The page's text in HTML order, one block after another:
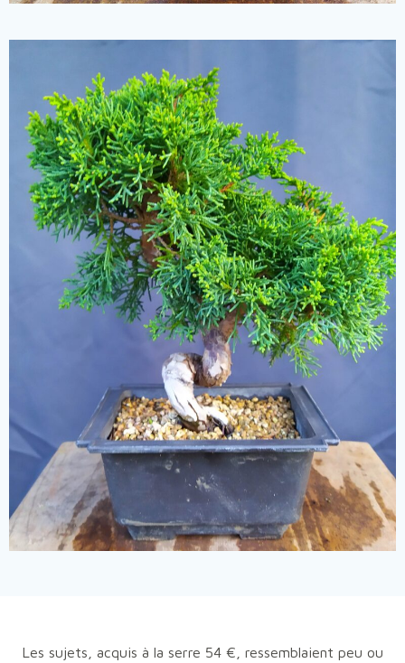
Les sujets, acquis à la serre 54 €, ressemblaient peu ou